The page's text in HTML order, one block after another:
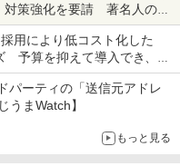
策強化を要請 著名人の写
対策として
用により低コスト化した
予算を抑えて導入でき、
能
パーティの「送信元アドレ
うまWatch】
もっと見る